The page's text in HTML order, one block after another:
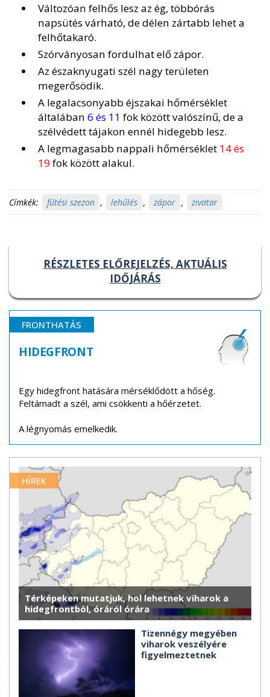
Változóan felhős lesz az ég, többórás
napsütés várható, de délen zártabb lehet a
felhőtakaró.
Szórványosan fordulhat elő zápor.
Az északnyugati szél nagy területen
megerősödik.
A legalacsonyabb éjszakai hőmérséklet
általában 6 és 11 fok között valószínű, de a
szélvédett tájakon ennél hidegebb lesz.
A legmagasabb nappali hőmérséklet 14 és
19fok között alakul.
Címkék: fűtési szezon , lehűlés , zápor , zivatar
RÉSZLETES ELŐREJELZÉS, AKTUÁLIS
IDŐJÁRÁS
FRONTHATÁS
HIDEGFRONT
Egy hidegfront hatására mérséklődött a hőség.
Feltámadt a szél, ami csökkenti a hőérzetet.
A légnyomás emelkedik.
HÍREK
Térképeken mutatjuk, hol lehetnek viharok a
hidegfrontból, óráról órára
Tizennégy megyében
viharok veszélyére
figyelmeztetnek